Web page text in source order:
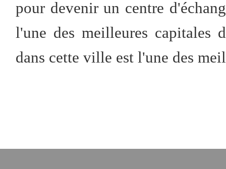
pour devenir un centre
l'une des meilleures capitales
dans cette ville est l'une des